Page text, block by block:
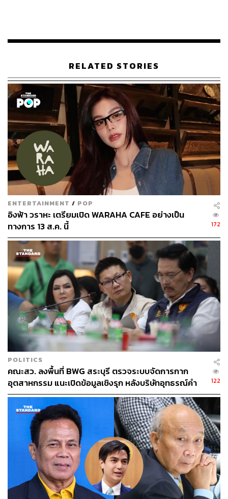
บ้านอีกหลังของร้านกาแฟสัญชาติสิงคโปร์ ‘Sarnies
ตัว พร้อมบรรยากาศสงบๆ ห้อมล้อมด้วยต้นไม้ มีกลิ่นกาแฟ
และเบเกอรีหอมๆ เสิร์ฟให้แวะมานั่งได้ตลอดวัน รวมถึงเมนู
เหมาะกับมื้อเช้า เช่น โทสต์ แซนด์วิช สเต๊ก
อีกอย่างเมนูของ Sarnies Roastery มักเสิร์ฟมาจานใหญ่ๆ
รับรองว่าเติมพลังได้อิ่มจุกจนมื้อถัดไป สำหรับราคาอาหาร
และเครื่องดื่มเริ่มต้นที่ 100-500 บาท
Open:
ทุกวัน เวลา 07.00-22.00 น.
Address:ซอยต้นสน
Contact:Sarnies Roastery
Nick Coffee
RELATED STORIES
ENTERTAINMENT / POP
อิงฟ้า วราหะ เตรียมเปิด WARAHA CAFE อย่างเป็น
ทางการ 13 ส.ค. นี้
172
POLITICS
คณะสว. ลงพื้นที่ BWG สระบุรี ตรวจระบบจัดการกาก
อุตสาหกรรม แนะเปิดข้อมูลเชิงรุก หลังบริษัทอุทธรณ์คำ
สั่งกรมโรงงานฯ
122